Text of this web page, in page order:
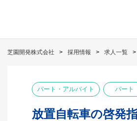
芝園開発株式会社 採用情報 求人一覧
パート・アルバイト パート
放置自転車の啓発